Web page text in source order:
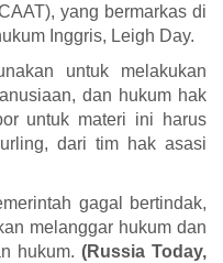
yang bermarkas di
Inggris, Leigh Day.
untuk melakukan
dan hukum hak
untuk materi ini harus
dari tim hak asasi
gagal bertindak,
melanggar hukum dan
hukum. (Russia Today,